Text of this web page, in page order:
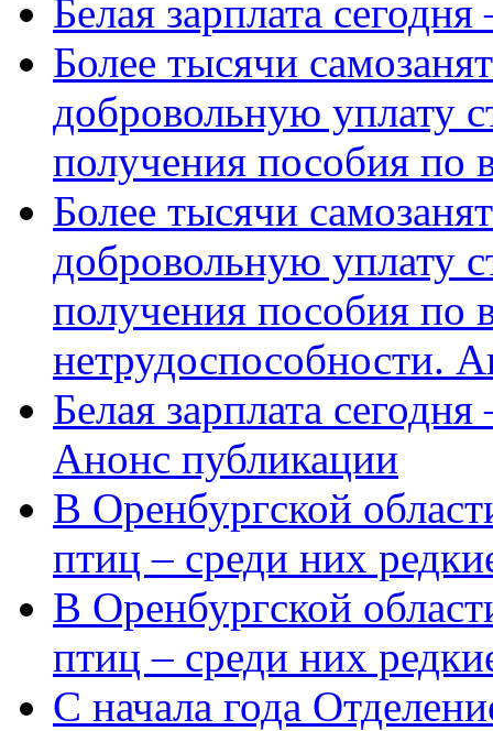
Белая зарплата
Более тысячи
добровольную уплату
получения пособия по
Более тысячи
добровольную уплату
получения пособия по
нетрудоспособности.
Белая зарплата
Анонс публикации
В Оренбургской
птиц – среди них
В Оренбургской
птиц – среди них
С начала года